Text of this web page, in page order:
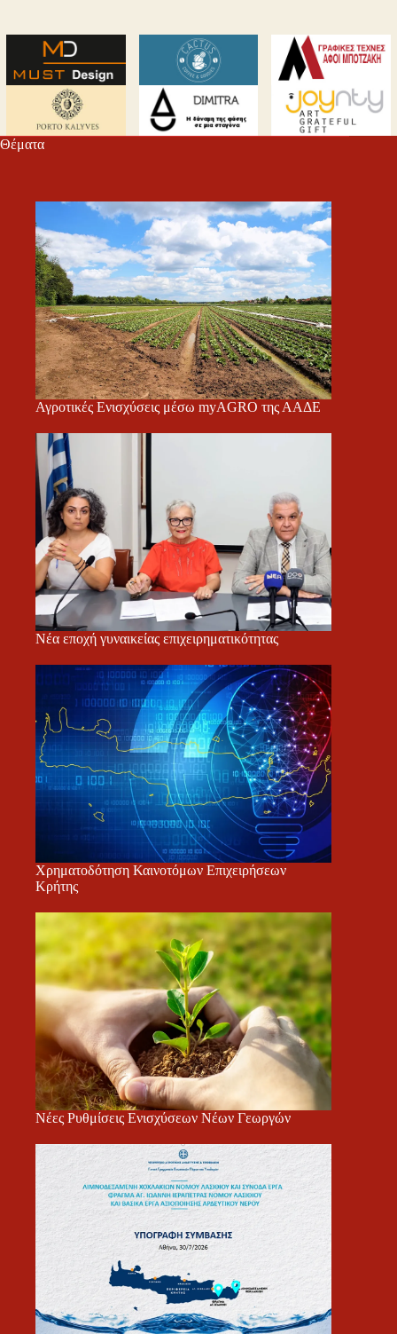
Θέματα
Αγροτικές Ενισχύσεις μέσω myAGRO της ΑΑΔΕ
Νέα εποχή γυναικείας επιχειρηματικότητας
Χρηματοδότηση Καινοτόμων Επιχειρήσεων
Κρήτης
Νέες Ρυθμίσεις Ενισχύσεων Νέων Γεωργών